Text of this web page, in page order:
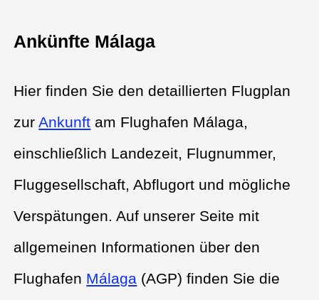
Ankünfte Málaga
Hier finden Sie den detaillierten Flugplan
zurAnkunft am Flughafen Málaga,
einschließlich Landezeit, Flugnummer,
Fluggesellschaft, Abflugort und mögliche
Verspätungen. Auf unserer Seite mit
allgemeinen Informationen über den
Flughafen Málaga (AGP) finden Sie die